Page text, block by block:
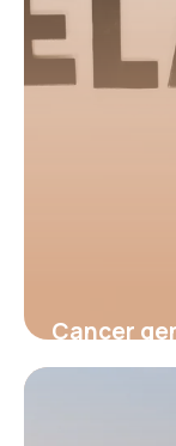
Cancer